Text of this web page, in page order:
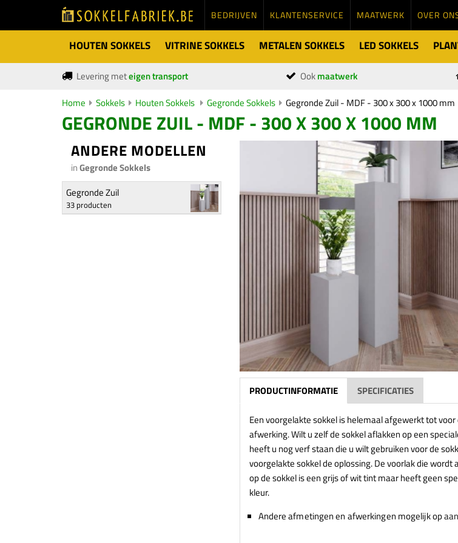
BEDRIJVEN KLANTENSERVICE MAATWERK OVER
HOUTEN SOKKELS VITRINE SOKKELS METALEN SOKKELS LED SOKKELS
Levering meteigen transport Ookmaatwerk
Home
Sokkels Houten Sokkels Gegronde Sokkels Gegronde Zuil - MDF - 300 x 300 x 1000 mm
GEGRONDE ZUIL - MDF - 300 X 300 X 1000 MM
ANDERE MODELLEN
inGegronde Sokkels
Gegronde Zuil
33 producten
PRODUCTINFORMATIE SPECIFICATIES
Een voorgelakte sokkel is helemaal afgewerkt tot
afwerking. Wilt u zelf de sokkel aflakken op een
heeft u nog verf staan die u wilt gebruiken voor de
voorgelakte sokkel de oplossing. De voorlak die wordt
op de sokkel is een grijs of wit tint maar heeft geen
kleur.
Andere afmetingen en afwerkingen mogelijk op